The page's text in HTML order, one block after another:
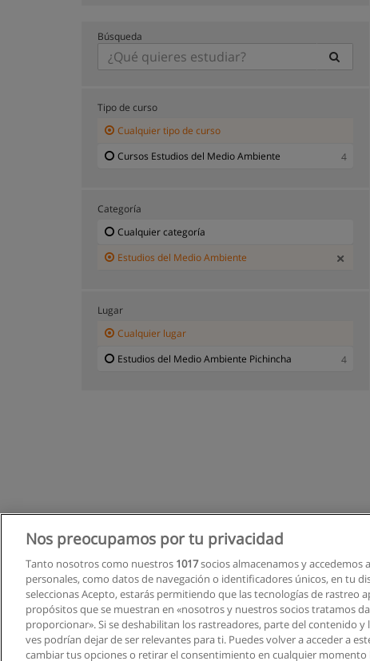
Búsqueda
Tipo de curso
Cualquier tipo de curso
Cursos Estudios del Medio Ambiente
4
Categoría
Cualquier categoría
Estudios del Medio Ambiente
Lugar
Cualquier lugar
Estudios del Medio Ambiente Pichincha
4
Nos preocupamos por tu privacidad
Tanto nosotros como nuestros 1017socios almacenamos y accedemos
personales, como datos de navegación o identificadores únicos, en tu
seleccionas Acepto, estarás permitiendo que las tecnologías de rastreo
propósitos que se muestran en «nosotros y nuestros socios tratamos
proporcionar». Si se deshabilitan los rastreadores, parte del contenido y
ves podrían dejar de ser relevantes para ti. Puedes volver a acceder a
cambiar tus opciones o retirar el consentimiento en cualquier momento